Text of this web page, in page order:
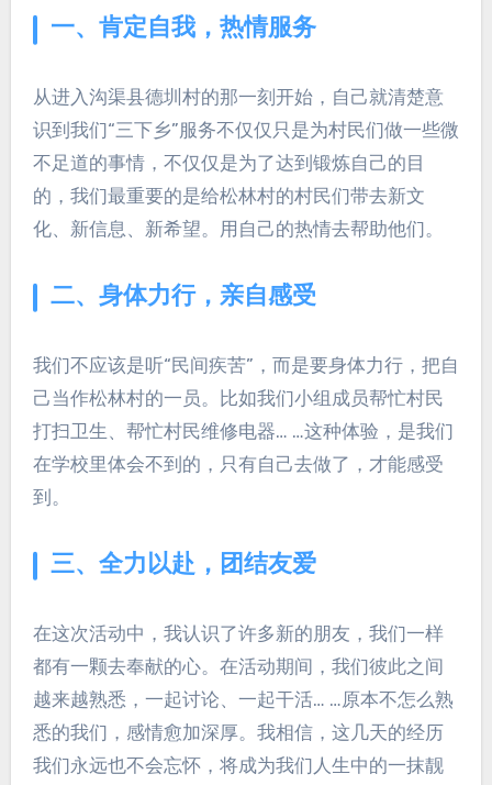
一、肯定自我，热情服务
从进入沟渠县德圳村的那一刻开始，自己就清楚意
识到我们“三下乡”服务不仅仅只是为村民们做一些微
不足道的事情，不仅仅是为了达到锻炼自己的目
的，我们最重要的是给松林村的村民们带去新文
化、新信息、新希望。用自己的热情去帮助他们。
二、身体力行，亲自感受
我们不应该是听“民间疾苦”，而是要身体力行，把自
己当作松林村的一员。比如我们小组成员帮忙村民
打扫卫生、帮忙村民维修电器… …这种体验，是我们
在学校里体会不到的，只有自己去做了，才能感受
到。
三、全力以赴，团结友爱
在这次活动中，我认识了许多新的朋友，我们一样
都有一颗去奉献的心。在活动期间，我们彼此之间
越来越熟悉，一起讨论、一起干活… …原本不怎么熟
悉的我们，感情愈加深厚。我相信，这几天的经历
我们永远也不会忘怀，将成为我们人生中的一抹靓